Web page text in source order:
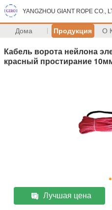
YANGZHOU GIANT ROPE CO.,
Дома Продукция О
Кабель ворота нейлона
красный простирание
Лучшая цена